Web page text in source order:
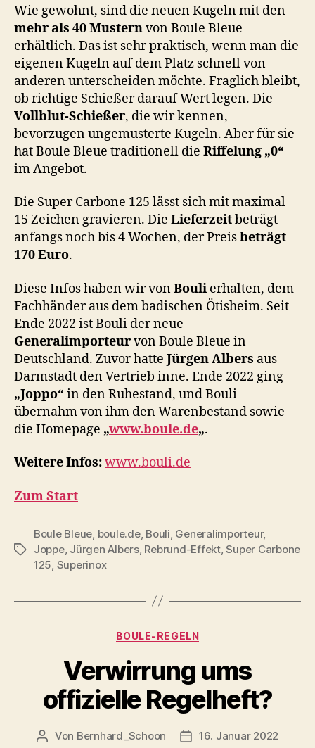
Wie gewohnt, sind die neuen Kugeln mit den
mehr als 40 Musternvon Boule Bleue
erhältlich. Das ist sehr praktisch, wenn man die
eigenen Kugeln auf dem Platz schnell von
anderen unterscheiden möchte. Fraglich bleibt,
ob richtige Schießer darauf Wert legen. Die
Vollblut-Schießer, die wir kennen,
bevorzugen ungemusterte Kugeln. Aber für sie
hat Boule Bleue traditionell die Riffelung „0“
im Angebot.
Die Super Carbone 125 lässt sich mit maximal
15 Zeichen gravieren. Die Lieferzeitbeträgt
anfangs noch bis 4 Wochen, der Preisbeträgt
170 Euro.
Diese Infos haben wir vonBouli erhalten, dem
Fachhänder aus dem badischen Ötisheim. Seit
Ende 2022 ist Bouli der neue
Generalimporteurvon Boule Bleue in
Deutschland. Zuvor hatte Jürgen Albers aus
Darmstadt den Vertrieb inne. Ende 2022 ging
„Joppo“ in den Ruhestand, und Bouli
übernahm von ihm den Warenbestand sowie
die Homepage „www.boule.de„.
Weitere Infos:www.bouli.de
Zum Start
Schlagwörter
Boule Bleue boule.de, Bouli Generalimporteur,
Joppe, Jürgen Albers, Rebrund-Effekt,Super Carbone
125 Superinox
Kategorien
BOULE-REGELN
Verwirrung ums
offizielle Regelheft?
Beitragsautor
Von Bernhard_Schoon Veröffentlichungsdatum
16. Januar 2022